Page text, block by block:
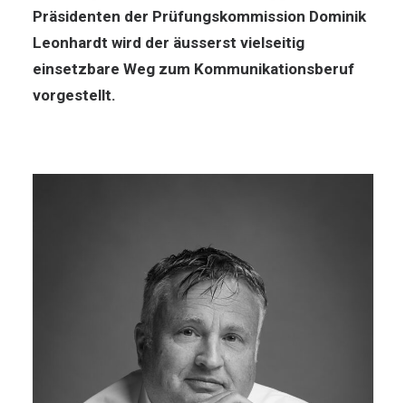
Präsidenten der Prüfungskommission Dominik
Leonhardt wird der äusserst vielseitig
einsetzbare Weg zum Kommunikationsberuf
vorgestellt.